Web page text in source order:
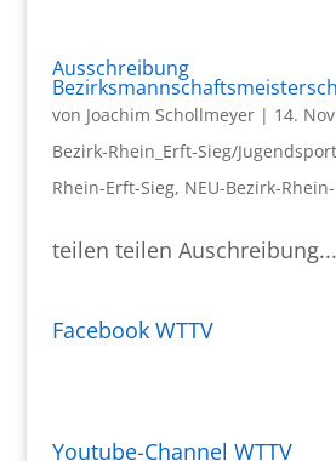
Ausschreibung
von Joachim Schollmeyer| 14.
Bezirk-Rhein_Erft-Sieg/Jugendsport
Rhein-Erft-Sieg, NEU-Bezirk-
teilen teilen Auschreibung...
Facebook WTTV
Youtube-Channel WTTV